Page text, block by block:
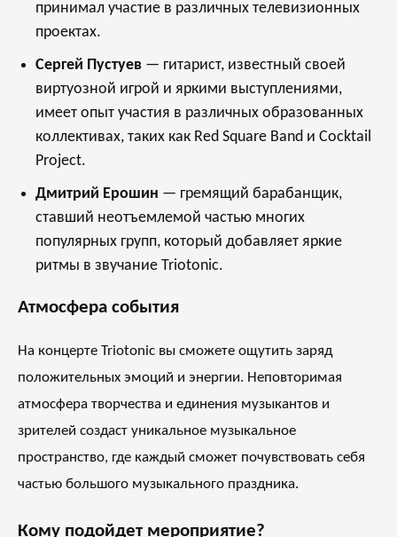
принимал участие в различных телевизионных
проектах.
Сергей Пустуев — гитарист, известный своей
виртуозной игрой и яркими выступлениями,
имеет опыт участия в различных образованных
коллективах, таких как Red Square Band и Cocktail
Project.
Дмитрий Ерошин — гремящий барабанщик,
ставший неотъемлемой частью многих
популярных групп, который добавляет яркие
ритмы в звучание Triotonic.
Атмосфера события
На концерте Triotonic вы сможете ощутить заряд
положительных эмоций и энергии. Неповторимая
атмосфера творчества и единения музыкантов и
зрителей создаст уникальное музыкальное
пространство, где каждый сможет почувствовать себя
частью большого музыкального праздника.
Кому подойдет мероприятие?